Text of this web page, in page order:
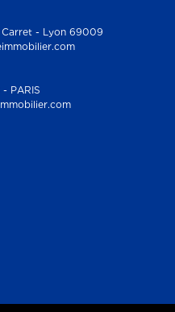
Carret - Lyon 69009
PARIS